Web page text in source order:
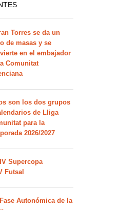
Torres se da un
de masas y se
en el embajador
Comunitat
son los dos grupos
de Lliga
para la
2026/2027
Supercopa
Futsal
Autonómica de la